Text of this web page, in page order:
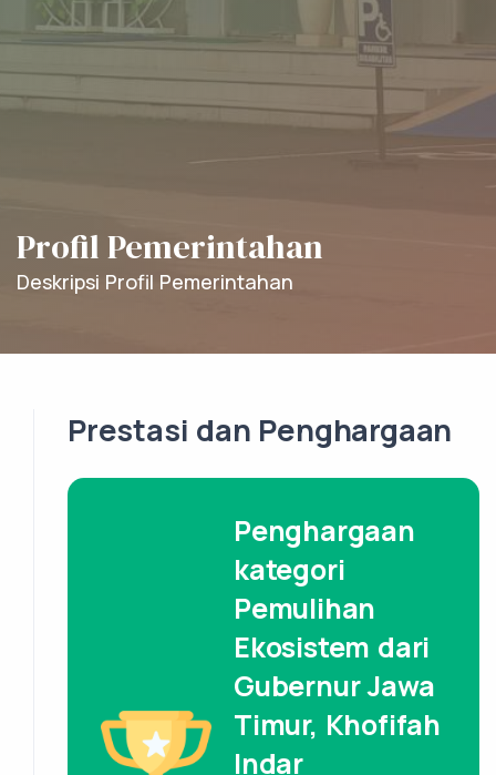
Profil Pemerintahan
Deskripsi Profil Pemerintahan
Prestasi dan Penghargaan
Penghargaan
kategori
Pemulihan
Ekosistem dari
Gubernur Jawa
Timur, Khofifah
Indar